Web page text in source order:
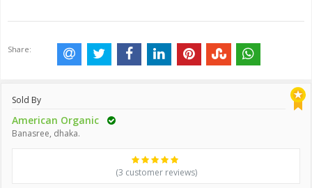
Share:
Sold By
American Organic
Banasree, dhaka.
(3 customer reviews)